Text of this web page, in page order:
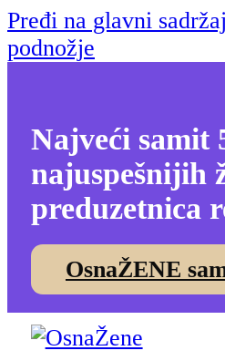
Pređi na glavni sadržaj
podnožje
Najveći samit
najuspešnijih
preduzetnica
OsnaŽENE